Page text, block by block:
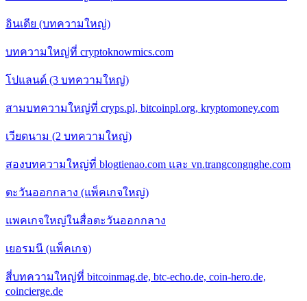
อินเดีย (บทความใหญ่)
บทความใหญ่ที่ cryptoknowmics.com
โปแลนด์ (3 บทความใหญ่)
สามบทความใหญ่ที่ cryps.pl, bitcoinpl.org, kryptomoney.com
เวียดนาม (2 บทความใหญ่)
สองบทความใหญ่ที่ blogtienao.com และ vn.trangcongnghe.com
ตะวันออกกลาง (แพ็คเกจใหญ่)
แพคเกจใหญ่ในสื่อตะวันออกกลาง
เยอรมนี (แพ็คเกจ)
สี่บทความใหญ่ที่ bitcoinmag.de, btc-echo.de, coin-hero.de,
coincierge.de